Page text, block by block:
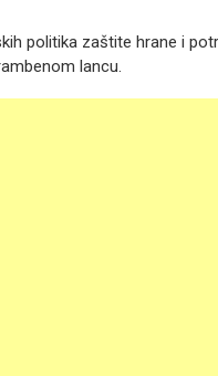
politika zaštite hrane i
lancu.